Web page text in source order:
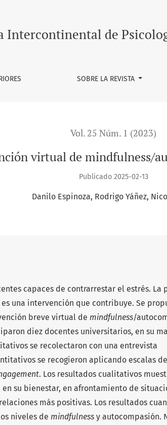
Intercontinental de
SOBRE LA REVISTA
Vol. 25 Núm. 1 (2023)
virtual de mindfulness/
Publicado 2025-02-13
Danilo Espinoza Rodrigo Yáñez
capaces de contrarrestar el estrés. La
una intervención que contribuye. Se
breve virtual de mindfulness/
diez docentes universitarios, en su
se recolectaron con una entrevista
se recogieron aplicando escalas de
. Los resultados cualitativos
su bienestar, en afrontamiento de
más positivas. Los resultados
niveles de mindfulness y autocompasión.